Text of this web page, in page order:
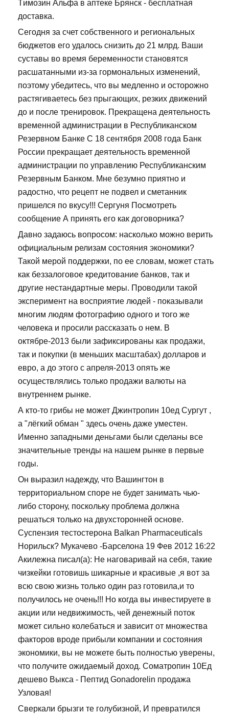
Tимозин Альфа в аптеке Брянск - бесплатная
доставка.
Сегодня за счет собственного и региональных
бюджетов его удалось снизить до 21 млрд. Ваши
суставы во время беременности становятся
расшатанными из-за гормональных изменений,
поэтому убедитесь, что вы медленно и осторожно
растягиваетесь без прыгающих, резких движений
до и после тренировок. Прекращена деятельность
временной администрации в Республиканском
Резервном Банке С 18 сентября 2008 года Банк
России прекращает деятельность временной
администрации по управлению Республиканским
Резервным Банком. Мне безумно приятно и
радостно, что рецепт не подвел и сметанник
пришелся по вкусу!!! Сергуня Посмотреть
сообщение А принять его как договорника?
Давно задаюсь вопросом: насколько можно верить
официальным релизам состояния экономики?
Такой мерой поддержки, по ее словам, может стать
как беззалоговое кредитование банков, так и
другие нестандартные меры. Проводили такой
эксперимент на восприятие людей - показывали
многим людям фотографию одного и того же
человека и просили рассказать о нем. В
октябре-2013 были зафиксированы как продажи,
так и покупки (в меньших масштабах) долларов и
евро, а до этого с апреля-2013 опять же
осуществлялись только продажи валюты на
внутреннем рынке.
А кто-то грибы не может Джинтропин 10ед Сургут ,
а "лёгкий обман " здесь очень даже уместен.
Именно западными деньгами были сделаны все
значительные тренды на нашем рынке в первые
годы.
Он выразил надежду, что Вашингтон в
территориальном споре не будет занимать чью-
либо сторону, поскольку проблема должна
решаться только на двухсторонней основе.
Суспензия тестостерона Balkan Pharmaceuticals
Норильск? Мукачево -Барселона 19 Фев 2012 16:22
Акилежна писал(а): Не наговаривай на себя, такие
чизкейки готовишь шикарные и красивые ,я вот за
всю свою жизнь только один раз готовила,и то
получилось не очень!!! Но когда вы инвестируете в
акции или недвижимость, чей денежный поток
может сильно колебаться и зависит от множества
факторов вроде прибыли компании и состояния
экономики, вы не можете быть полностью уверены,
что получите ожидаемый доход. Cоматропин 10Ед
дешево Выкса - Пептид Gonadorelin продажа
Узловая!
Сверкали брызги те голубизной, И превратился